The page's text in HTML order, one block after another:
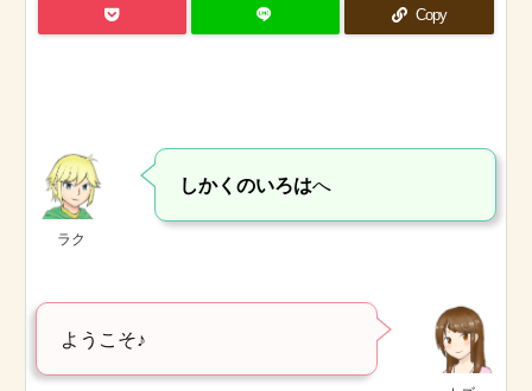
Copy
ラク
しかくのいろはへ
ようこそ♪